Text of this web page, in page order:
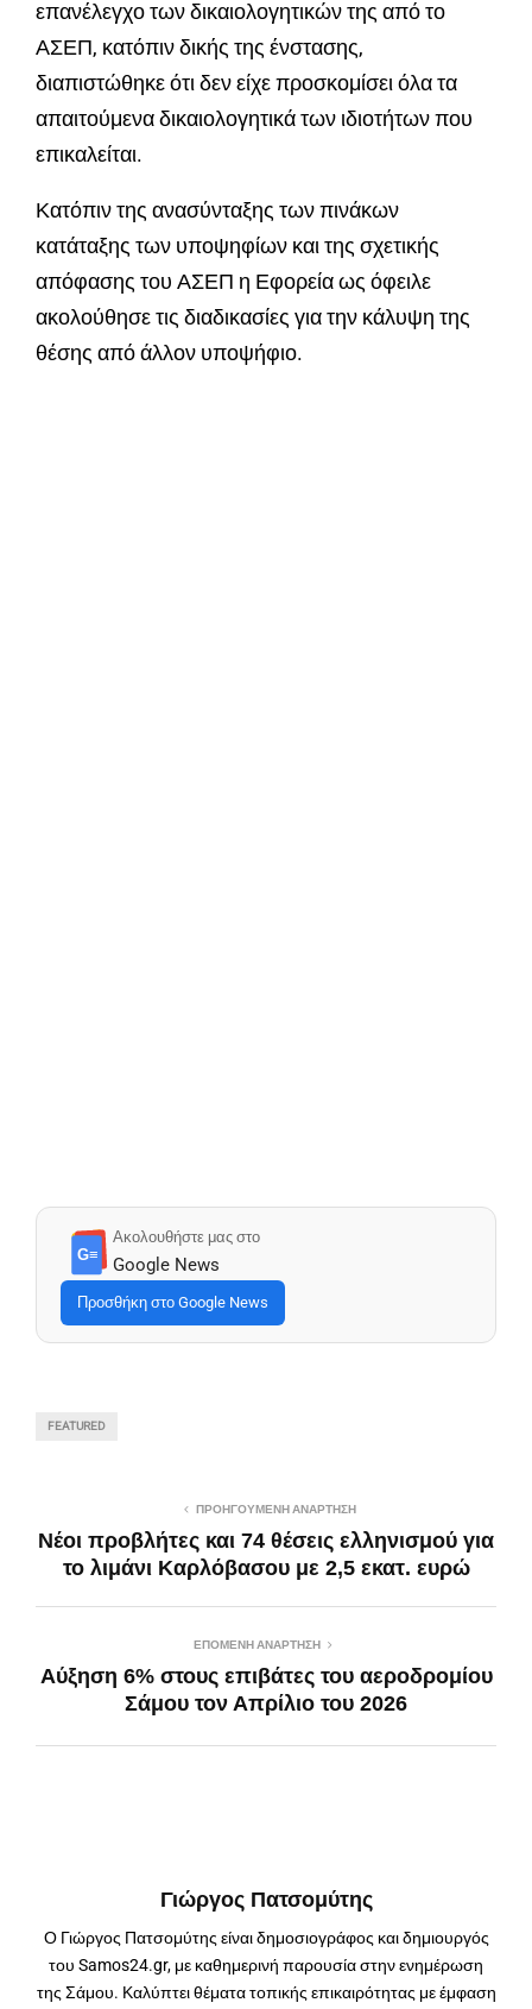
επανέλεγχο των δικαιολογητικών της από το
ΑΣΕΠ, κατόπιν δικής της ένστασης,
διαπιστώθηκε ότι δεν είχε προσκομίσει όλα τα
απαιτούμενα δικαιολογητικά των ιδιοτήτων που
επικαλείται.
Κατόπιν της ανασύνταξης των πινάκων
κατάταξης των υποψηφίων και της σχετικής
απόφασης του ΑΣΕΠ η Εφορεία ως όφειλε
ακολούθησε τις διαδικασίες για την κάλυψη της
θέσης από άλλον υποψήφιο.
G≡
Ακολουθήστε μας στο
Google News
Προσθήκη στο Google News
FEATURED
ΠΡΟΗΓΟΎΜΕΝΗ ΑΝΆΡΤΗΣΗ
Νέοι προβλήτες και 74 θέσεις ελληνισμού για
το λιμάνι Καρλόβασου με 2,5 εκατ. ευρώ
ΕΠΌΜΕΝΗ ΑΝΆΡΤΗΣΗ
Αύξηση 6% στους επιβάτες του αεροδρομίου
Σάμου τον Απρίλιο του 2026
Γιώργος Πατσομύτης
Ο Γιώργος Πατσομύτης είναι δημοσιογράφος και δημιουργός
του Samos24.gr, με καθημερινή παρουσία στην ενημέρωση
της Σάμου. Καλύπτει θέματα τοπικής επικαιρότητας με έμφαση